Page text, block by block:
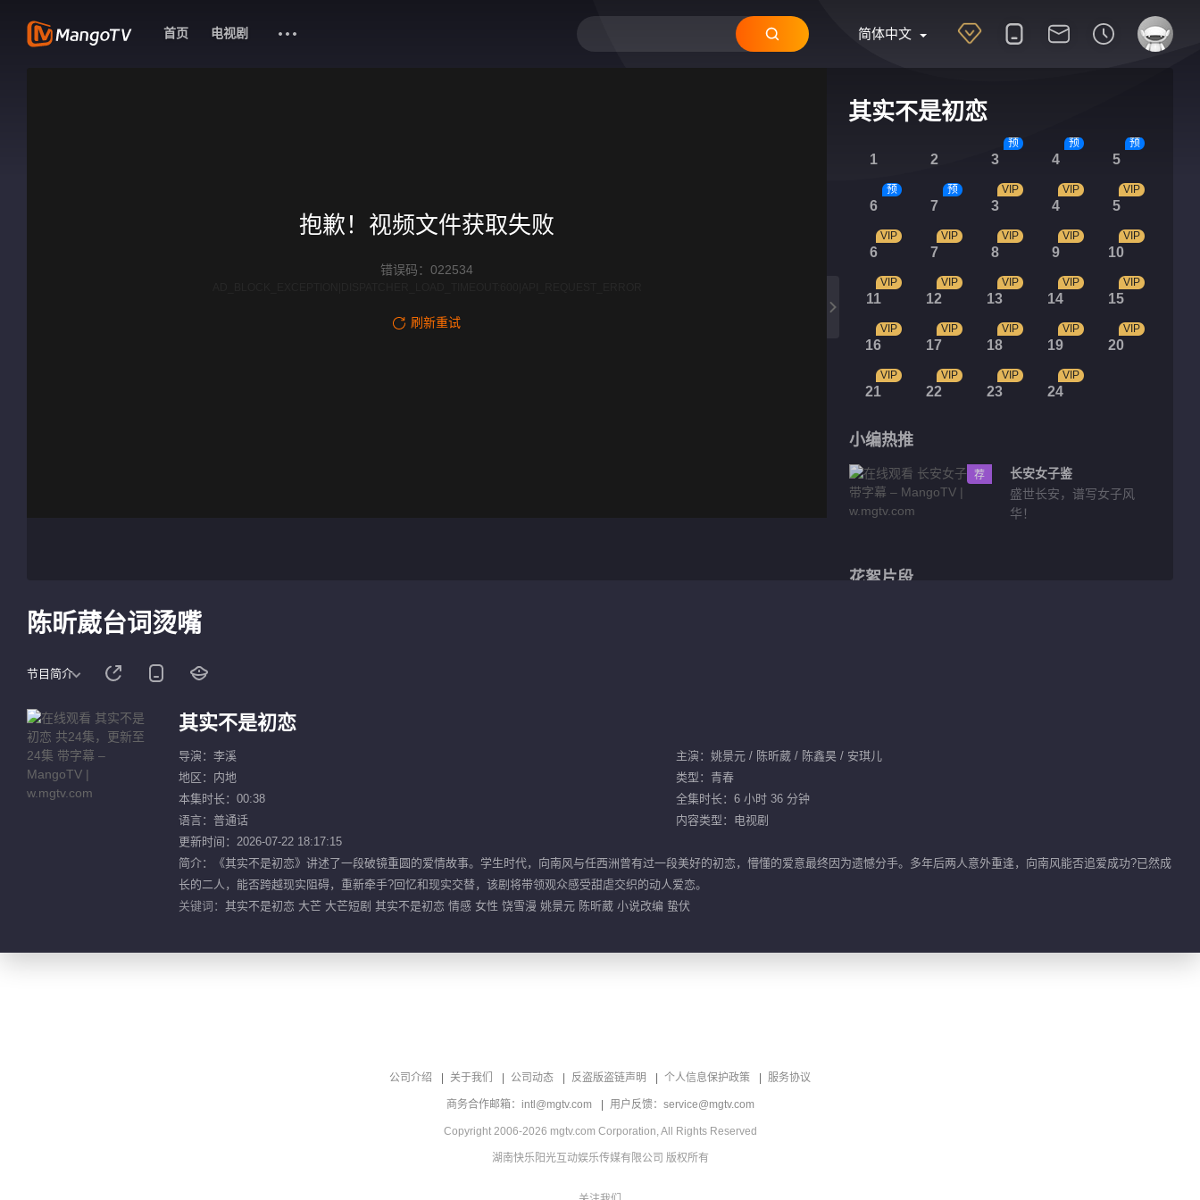
简体中文
首页 电视剧
其实不是初恋
1 2 3
预
4
预
5
预
6
预
7
预
3
VIP
4
VIP
5
VIP
6
VIP
7
VIP
8
VIP
9
VIP
10
VIP
11
VIP
12
VIP
13
VIP
14
VIP
15
VIP
16
VIP
17
VIP
18
VIP
19
VIP
20
VIP
21
VIP
22
VIP
23
VIP
24
VIP
小编热推
荐
长安女子鉴
盛世长安，谱写女子风
华！
花絮片段
01:32
抱歉！视频文件获取失败
错误码：022534
刷新重试
陈昕葳台词烫嘴
节目简介
其实不是初恋
导演：李溪
主演：姚景元 / 陈昕葳 / 陈鑫昊 / 安琪儿
地区：内地
类型：青春
本集时长：00:38
全集时长：6 小时 36 分钟
语言：普通话
内容类型：电视剧
更新时间：2026-07-22 18:17:15
简介：《其实不是初恋》讲述了一段破镜重圆的爱情故事。学生时代，向南风与任西洲曾有过一段美好的初恋，懵懂的爱意最终因为遗憾分手。多年后两人意外重逢，向南风能否追爱成功?已然成
长的二人，能否跨越现实阻碍，重新牵手?回忆和现实交替，该剧将带领观众感受甜虐交织的动人爱恋。
关键词： 其实不是初恋 大芒 大芒短剧 其实不是初恋 情感 女性 饶雪漫 姚景元 陈昕葳 小说改编 蛰伏
公司介绍 关于我们 公司动态 反盗版盗链声明 个人信息保护政策 服务协议
商务合作邮箱：intl@mgtv.com 用户反馈：service@mgtv.com
Copyright 2006-2026 mgtv.com Corporation, All Rights Reserved
湖南快乐阳光互动娱乐传媒有限公司 版权所有